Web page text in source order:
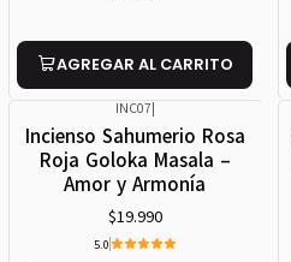
AGREGAR AL CARRITO
INC07
Incienso Sahumerio Rosa
Roja Goloka Masala –
Amor y Armonía
$19.990
5.0